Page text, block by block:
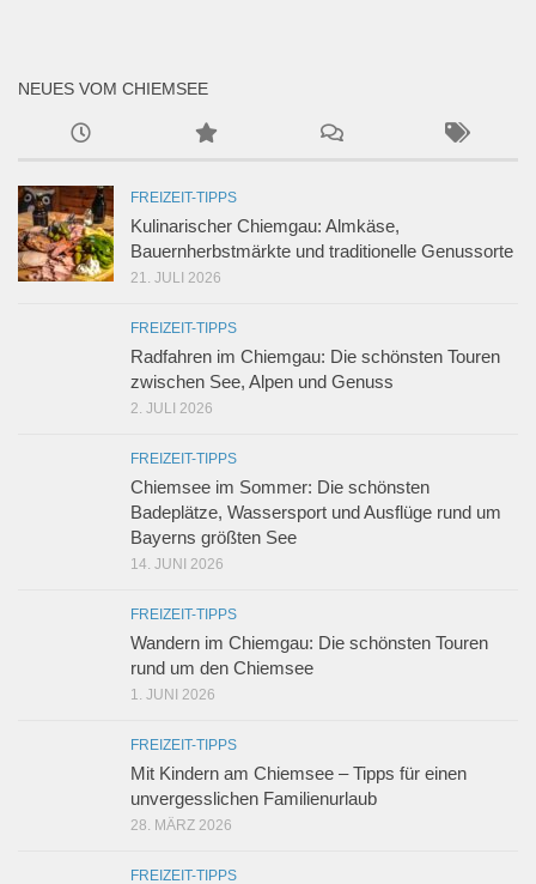
NEUES VOM CHIEMSEE
FREIZEIT-TIPPS
Kulinarischer Chiemgau: Almkäse,
Bauernherbstmärkte und traditionelle Genussorte
21. JULI 2026
FREIZEIT-TIPPS
Radfahren im Chiemgau: Die schönsten Touren
zwischen See, Alpen und Genuss
2. JULI 2026
FREIZEIT-TIPPS
Chiemsee im Sommer: Die schönsten
Badeplätze, Wassersport und Ausflüge rund um
Bayerns größten See
14. JUNI 2026
FREIZEIT-TIPPS
Wandern im Chiemgau: Die schönsten Touren
rund um den Chiemsee
1. JUNI 2026
FREIZEIT-TIPPS
Mit Kindern am Chiemsee – Tipps für einen
unvergesslichen Familienurlaub
28. MÄRZ 2026
FREIZEIT-TIPPS